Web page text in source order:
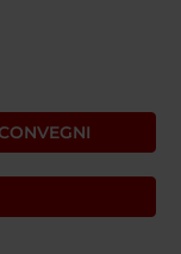
CONVEGNI